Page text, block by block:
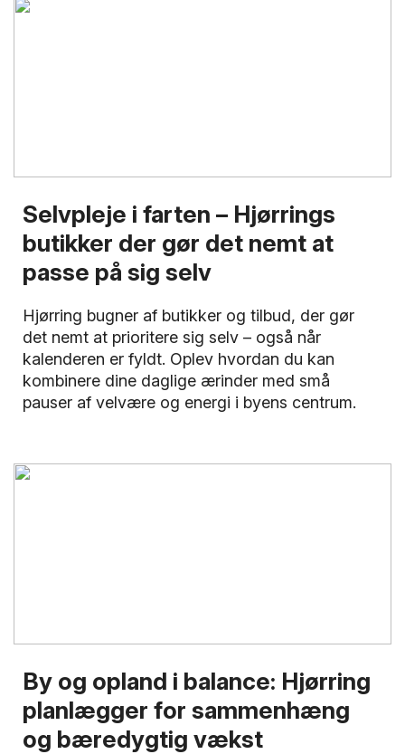
Selvpleje i farten – Hjørrings
butikker der gør det nemt at
passe på sig selv
Hjørring bugner af butikker og tilbud, der gør
det nemt at prioritere sig selv – også når
kalenderen er fyldt. Oplev hvordan du kan
kombinere dine daglige ærinder med små
pauser af velvære og energi i byens centrum.
By og opland i balance: Hjørring
planlægger for sammenhæng
og bæredygtig vækst